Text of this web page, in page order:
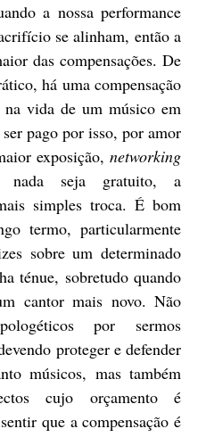
a nossa performance
se alinham, então a
das compensações. De
há uma compensação
na vida de um músico em
pago por isso, por amor
exposição, networking
seja gratuito, a
simples troca. É bom
termo, particularmente
sobre um determinado
ténue, sobretudo quando
cantor mais novo. Não
por sermos
proteger e defender
músicos, mas também
cujo orçamento é
que a compensação é